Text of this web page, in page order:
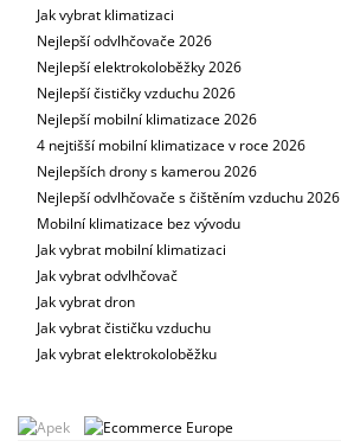
Jak vybrat klimatizaci
Nejlepší odvlhčovače 2026
Nejlepší elektrokoloběžky 2026
Nejlepší čističky vzduchu 2026
Nejlepší mobilní klimatizace 2026
4 nejtišší mobilní klimatizace v roce 2026
Nejlepších drony s kamerou 2026
Nejlepší odvlhčovače s čištěním vzduchu 2026
Mobilní klimatizace bez vývodu
Jak vybrat mobilní klimatizaci
Jak vybrat odvlhčovač
Jak vybrat dron
Jak vybrat čističku vzduchu
Jak vybrat elektrokoloběžku